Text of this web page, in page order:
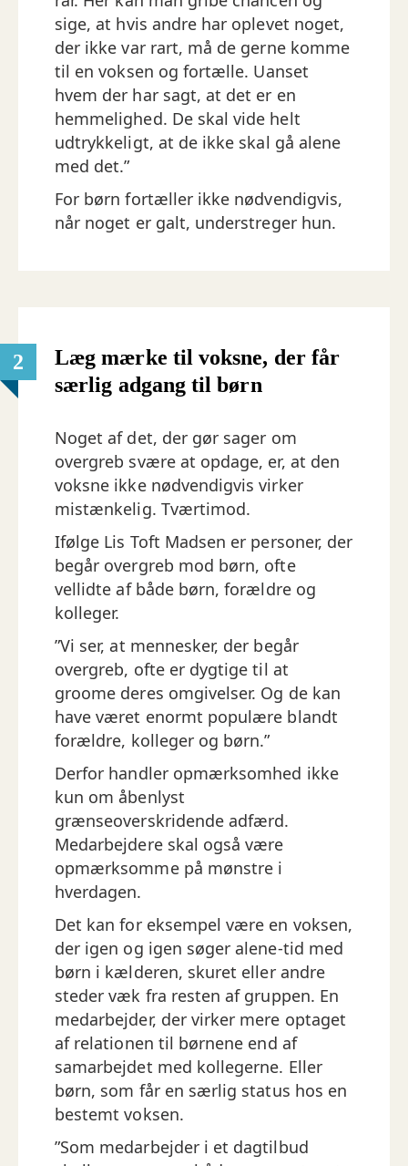
sige, at hvis andre har oplevet noget,
der ikke var rart, må de gerne komme
til en voksen og fortælle. Uanset
hvem der har sagt, at det er en
hemmelighed. De skal vide helt
udtrykkeligt, at de ikke skal gå alene
med det.”
For børn fortæller ikke nødvendigvis,
når noget er galt, understreger hun.
2
Læg mærke til voksne, der får
særlig adgang til børn
Noget af det, der gør sager om
overgreb svære at opdage, er, at den
voksne ikke nødvendigvis virker
mistænkelig. Tværtimod.
Ifølge Lis Toft Madsen er personer, der
begår overgreb mod børn, ofte
vellidte af både børn, forældre og
kolleger.
”Vi ser, at mennesker, der begår
overgreb, ofte er dygtige til at
groome deres omgivelser. Og de kan
have været enormt populære blandt
forældre, kolleger og børn.”
Derfor handler opmærksomhed ikke
kun om åbenlyst
grænseoverskridende adfærd.
Medarbejdere skal også være
opmærksomme på mønstre i
hverdagen.
Det kan for eksempel være en voksen,
der igen og igen søger alene-tid med
børn i kælderen, skuret eller andre
steder væk fra resten af gruppen. En
medarbejder, der virker mere optaget
af relationen til børnene end af
samarbejdet med kollegerne. Eller
børn, som får en særlig status hos en
bestemt voksen.
”Som medarbejder i et dagtilbud